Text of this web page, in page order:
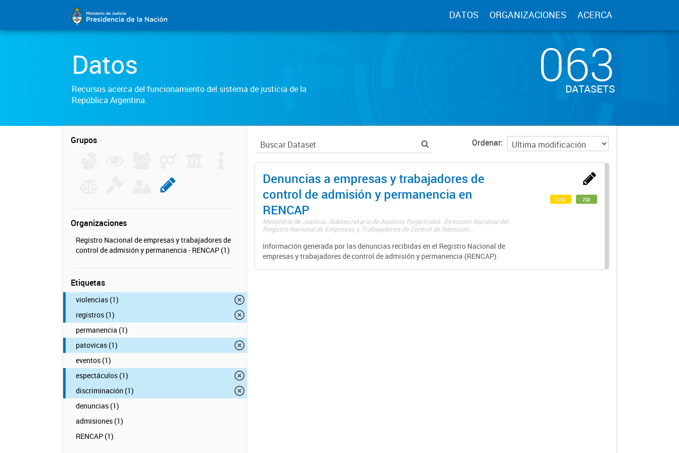
DATOS ORGANIZACIONES ACERCA
Datos
Recursos acerca del funcionamiento del sistema de justicia de la
República Argentina.
063
DATASETS
Grupos
Organizaciones
Registro Nacional de empresas y trabajadores de
control de admisión y permanencia - RENCAP (1)
Etiquetas
violencias (1)
registros (1)
permanencia (1)
patovicas (1)
eventos (1)
espectáculos (1)
discriminación (1)
denuncias (1)
admisiones (1)
RENCAP (1)
Ordenar
Denuncias a empresas y trabajadores de
control de admisión y permanencia en
RENCAP
Ministerio de Justicia. Subsecretaría de Asuntos Registrales. Dirección Nacional del
Registro Nacional de Empresas y Trabajadores de Control de Admisión...
Información generada por las denuncias recibidas en el Registro Nacional de
empresas y trabajadores de control de admisión y permanencia (RENCAP).
csv zip